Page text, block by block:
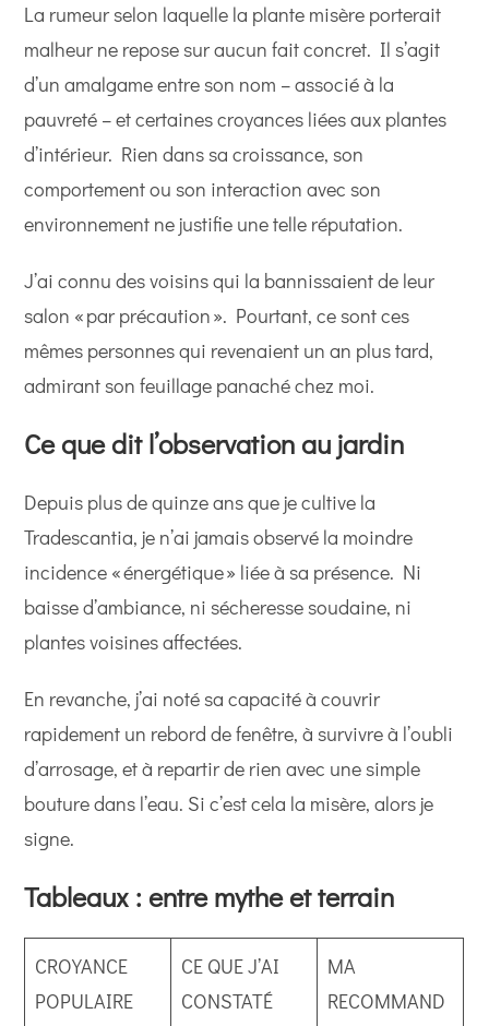
La rumeur selon laquelle la plante misère porterait
malheur ne repose sur aucun fait concret. Il s’agit
d’un amalgame entre son nom – associé à la
pauvreté – et certaines croyances liées aux plantes
d’intérieur. Rien dans sa croissance, son
comportement ou son interaction avec son
environnement ne justifie une telle réputation.
J’ai connu des voisins qui la bannissaient de leur
salon « par précaution ». Pourtant, ce sont ces
mêmes personnes qui revenaient un an plus tard,
admirant son feuillage panaché chez moi.
Ce que dit l’observation au jardin
Depuis plus de quinze ans que je cultive la
Tradescantia, je n’ai jamais observé la moindre
incidence « énergétique » liée à sa présence. Ni
baisse d’ambiance, ni sécheresse soudaine, ni
plantes voisines affectées.
En revanche, j’ai noté sa capacité à couvrir
rapidement un rebord de fenêtre, à survivre à l’oubli
d’arrosage, et à repartir de rien avec une simple
bouture dans l’eau. Si c’est cela la misère, alors je
signe.
Tableaux : entre mythe et terrain
CROYANCE
POPULAIRE
CE QUE J’AI
CONSTATÉ
MA
RECOMMAND